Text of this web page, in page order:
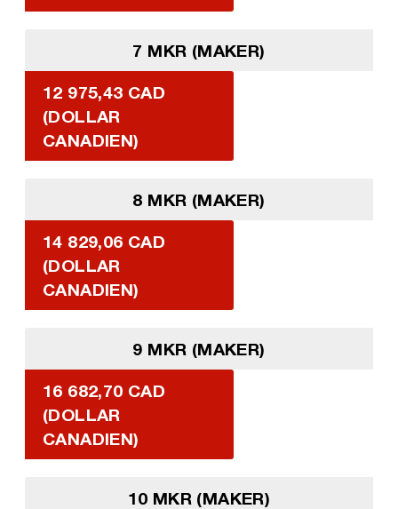
7 MKR (MAKER)
12 975,43 CAD
(DOLLAR
CANADIEN)
8 MKR (MAKER)
14 829,06 CAD
(DOLLAR
CANADIEN)
9 MKR (MAKER)
16 682,70 CAD
(DOLLAR
CANADIEN)
10 MKR (MAKER)